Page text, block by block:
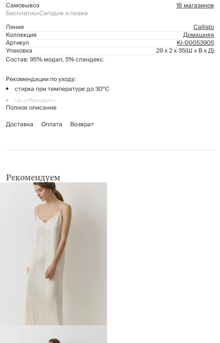
Самовывоз 18 магазинов
Бесплатно•Сегодня и позже
Линия
Callisto
Коллекция Домашняя
Артикул Kl-00053905
Упаковка 29 x 2 x 35(Ш x В x Д)
Состав: 95% модал, 5% спандекс.
Рекомендации по уходу:
стирка при температуре до 30°С
не отбеливать
гладить при низкой температуре (до 110°С), без пара
химчистка запрещена
Полное описание
Доставка
Оплата Возврат
Рекомендуем